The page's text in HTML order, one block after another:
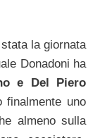
la giornata
Donadoni ha
e Del Piero
finalmente uno
almeno sulla